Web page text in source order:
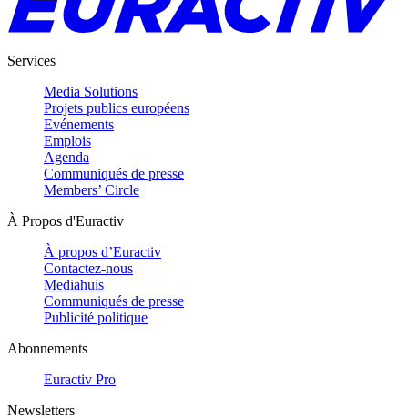
Services
Media Solutions
Projets publics européens
Evénements
Emplois
Agenda
Communiqués de presse
Members’ Circle
À Propos d'Euractiv
À propos d’Euractiv
Contactez-nous
Mediahuis
Communiqués de presse
Publicité politique
Abonnements
Euractiv Pro
Newsletters